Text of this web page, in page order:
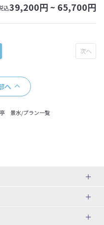
込39,200円 ~ 65,700円
へ
景水/プラン一覧